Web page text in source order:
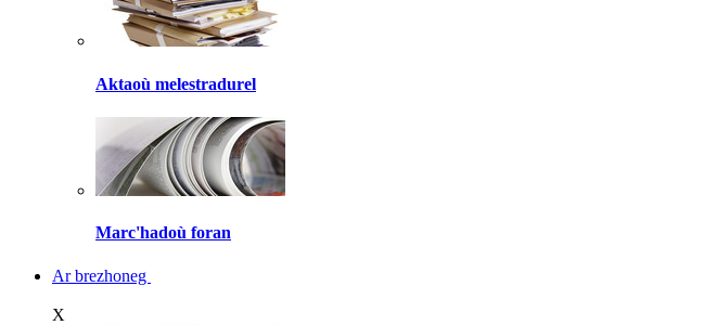
Aktaoù melestradurel
Marc'hadoù foran
Ar brezhoneg
X